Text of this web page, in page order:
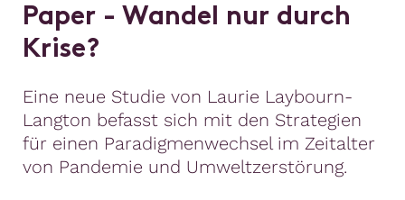
Paper - Wandel nur durch
Krise?
Eine neue Studie von Laurie Laybourn-
Langton befasst sich mit den Strategien
für einen Paradigmenwechsel im Zeitalter
von Pandemie und Umweltzerstörung.